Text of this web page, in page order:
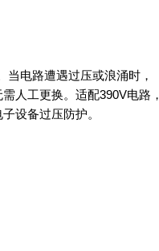
电路遭遇过压或浪涌时，
人工更换。适配390V电路，
设备过压防护。